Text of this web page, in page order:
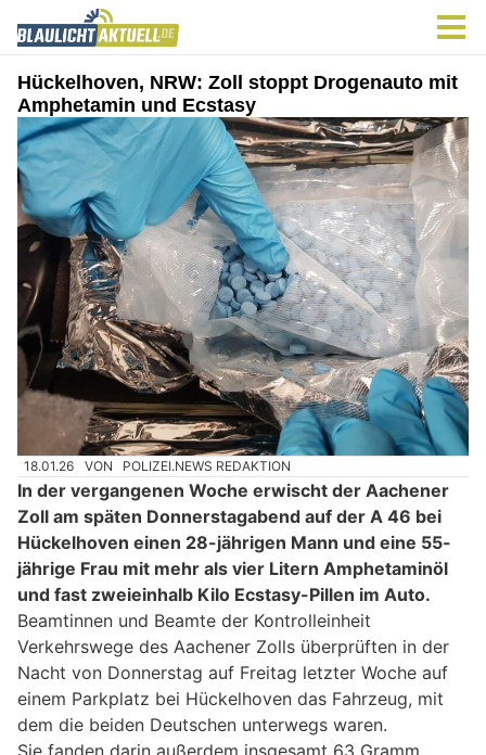
Hückelhoven, NRW: Zoll stoppt Drogenauto mit
Amphetamin und Ecstasy
18.01.26 VON POLIZEI.NEWS REDAKTION
In der vergangenen Woche erwischt der Aachener
Zoll am späten Donnerstagabend auf der A 46 bei
Hückelhoven einen 28-jährigen Mann und eine 55-
jährige Frau mit mehr als vier Litern Amphetaminöl
und fast zweieinhalb Kilo Ecstasy-Pillen im Auto.
Beamtinnen und Beamte der Kontrolleinheit
Verkehrswege des Aachener Zolls überprüften in der
Nacht von Donnerstag auf Freitag letzter Woche auf
einem Parkplatz bei Hückelhoven das Fahrzeug, mit
dem die beiden Deutschen unterwegs waren.